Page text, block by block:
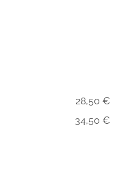
28,50 €
34,50 €